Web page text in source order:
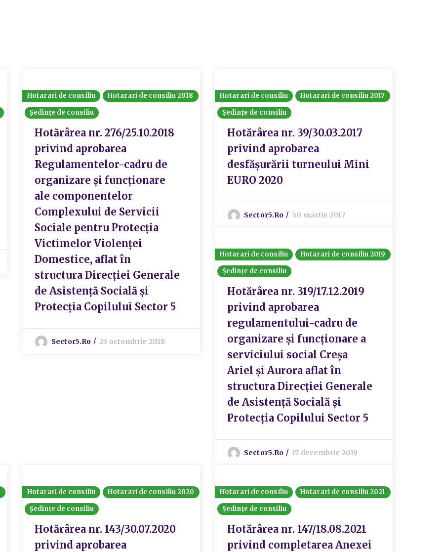
Hotarari de consiliu
Hotarari de consiliu 2018
Ședințe de consiliu
Hotărârea nr. 276/25.10.2018
privind aprobarea
Regulamentelor-cadru de
organizare și funcționare
ale componentelor
Complexului de Servicii
Sociale pentru Protecția
Victimelor Violenței
Domestice, aflat în
structura Direcției Generale
de Asistență Socială și
Protecția Copilului Sector 5
Sector5.ro 25 octombrie 2018
Hotarari de consiliu
Hotarari de consiliu 2017
Ședințe de consiliu
Hotărârea nr. 39/30.03.2017
privind aprobarea
desfășurării turneului Mini
EURO 2020
Sector5.ro 30 martie 2017
Hotarari de consiliu
Hotarari de consiliu 2019
Ședințe de consiliu
Hotărârea nr. 319/17.12.2019
privind aprobarea
regulamentului-cadru de
organizare și funcționare a
serviciului social Creșa
Ariel și Aurora aflat în
structura Direcției Generale
de Asistență Socială și
Protecția Copilului Sector 5
Sector5.ro 17 decembrie 2019
Hotarari de consiliu
Hotarari de consiliu 2020
Ședințe de consiliu
Hotărârea nr. 143/30.07.2020
privind aprobarea
Hotarari de consiliu
Hotarari de consiliu 2021
Ședințe de consiliu
Hotărârea nr. 147/18.08.2021
privind completarea Anexei